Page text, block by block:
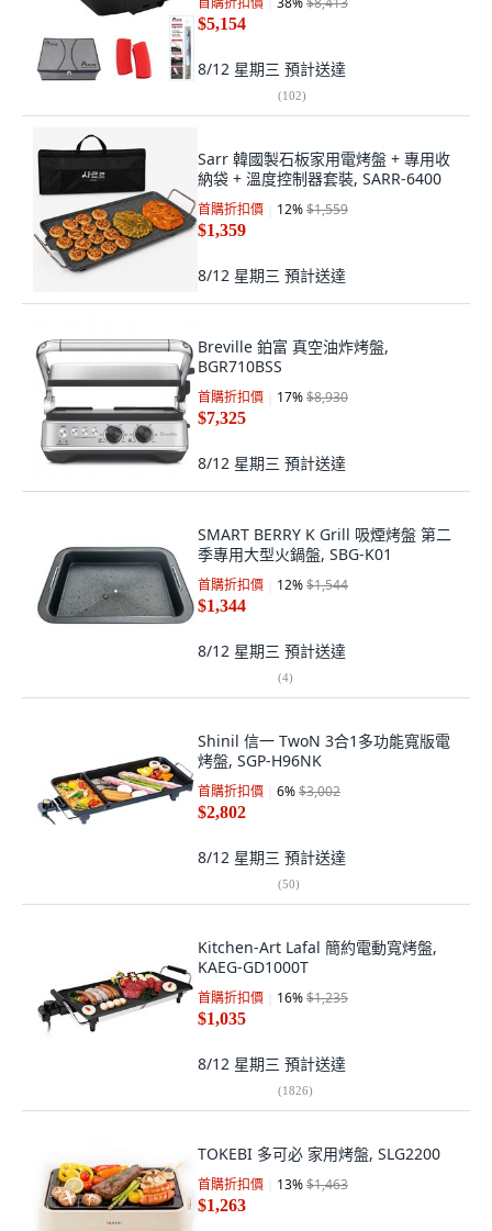
$5,154
8/12 星期三 預計送達
(102)
Sarr 韓國製石板家用電烤盤 + 專用收
納袋 + 溫度控制器套裝, SARR-6400
首購折扣價 12%$1,559
$1,359
8/12 星期三 預計送達
Breville 鉑富 真空油炸烤盤,
BGR710BSS
首購折扣價 17%$8,930
$7,325
8/12 星期三 預計送達
SMART BERRY K Grill 吸煙烤盤 第二
季專用大型火鍋盤, SBG-K01
首購折扣價 12%$1,544
$1,344
8/12 星期三 預計送達
(4)
Shinil 信一 TwoN 3合1多功能寬版電
烤盤, SGP-H96NK
首購折扣價 6%$3,002
$2,802
8/12 星期三 預計送達
(50)
Kitchen-Art Lafal 簡約電動寬烤盤,
KAEG-GD1000T
首購折扣價 16%$1,235
$1,035
8/12 星期三 預計送達
(1826)
TOKEBI 多可必 家用烤盤, SLG2200
首購折扣價 13%$1,463
$1,263